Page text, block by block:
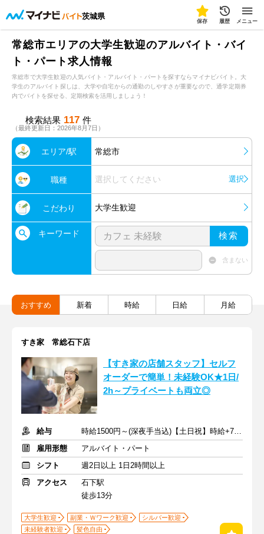
茨城県
保存 履歴 メニュー
常総市エリアの大学生歓迎のアルバイト・バイ
ト・パート求人情報
常総市で大学生歓迎の人気バイト・アルバイト・パートを探すならマイナビバイト。大
学生のアルバイト探しは、大学や自宅からの通勤のしやすさが重要なので、通学定期券
内でバイトを探せる、定期検索を活用しましょう！
検索結果 117 件
（最終更新日：2026年8月7日）
エリア/駅 常総市
職種 選択してください 選択
こだわり 大学生歓迎
キーワード 検索
含まない
おすすめ 新着 時給 日給 月給
すき家 常総石下店
【すき家の店舗スタッフ】セルフ
オーダーで簡単！未経験OK★1日/
2h～プライベートも両立◎
給与
時給1500円～(深夜手当込)【土日祝】時給+70円 ※交通費支給
雇用形態
アルバイト・パート
シフト
週2日以上 1日2時間以上
アクセス
石下駅
徒歩13分
大学生歓迎 副業・Ｗワーク歓迎
シルバー歓迎
未経験者歓迎
髪色自由